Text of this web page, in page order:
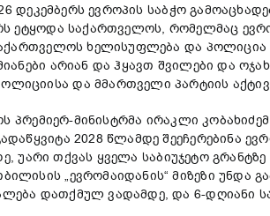
დეკემბერს ევროპის საბჭო
ეტყოდა საქართველოს, რომელმაც
ხელისუფლება და
არიან და ჰყავთ შვილები და
და მმართველი პარტიის
მინისტრმა ირაკლი კობახიძემ
2028 წლამდე შეეჩერებინა
უარი თქვას ყველა საბიუჯეტო გრანტზე
„ევრომაიდანის“ მიზეზი უნდა
დათქმულ ვადამდე, და 6-დღიანი